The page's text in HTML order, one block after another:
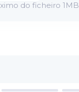
do ficheiro 1MB